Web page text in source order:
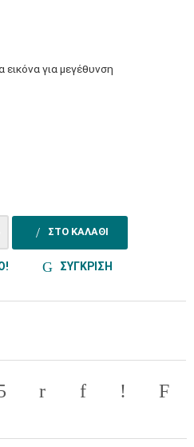
εικόνα για μεγέθυνση
ΣΤΟ ΚΑΛΑΘΙ
ΣΥΓΚΡΙΣΗ